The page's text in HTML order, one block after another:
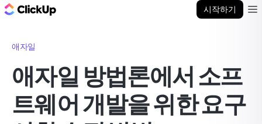
시작하기
애자일
애자일 방법론에서 소프
트웨어 개발을 위한 요구